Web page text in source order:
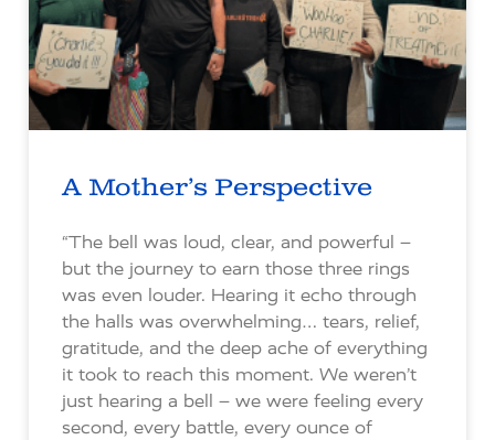
A Mother’s Perspective
“The bell was loud, clear, and powerful –
but the journey to earn those three rings
was even louder. Hearing it echo through
the halls was overwhelming… tears, relief,
gratitude, and the deep ache of everything
it took to reach this moment. We weren’t
just hearing a bell – we were feeling every
second, every battle, every ounce of